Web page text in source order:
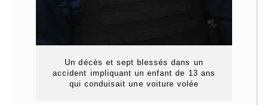
Un décès et sept blessés dans un
accident impliquant un enfant de 13 ans
qui conduisait une voiture volée